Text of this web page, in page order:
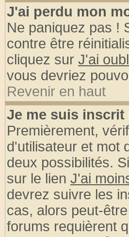
J'ai perdu mon
Ne paniquez pas !
contre être
cliquez sur J'ai
vous devriez
Revenir en haut
Je me suis inscrit
Premièrement,
d'utilisateur et mot
deux possibilités.
sur le lien J'ai
devrez suivre les
cas, alors peut-
forums requièrent